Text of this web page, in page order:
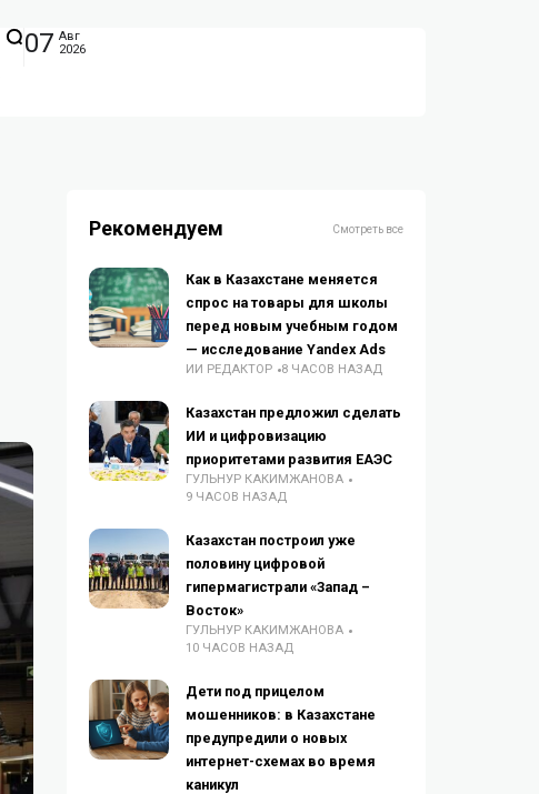
07 Авг
2026
Рекомендуем Смотреть все
Как в Казахстане меняется
спрос на товары для школы
перед новым учебным годом
— исследование Yandex Ads
ИИ РЕДАКТОР 8 ЧАСОВ НАЗАД
Казахстан предложил сделать
ИИ и цифровизацию
приоритетами развития ЕАЭС
ГУЛЬНУР КАКИМЖАНОВА
9 ЧАСОВ НАЗАД
Казахстан построил уже
половину цифровой
гипермагистрали «Запад –
Восток»
ГУЛЬНУР КАКИМЖАНОВА
10 ЧАСОВ НАЗАД
Дети под прицелом
мошенников: в Казахстане
предупредили о новых
интернет-схемах во время
каникул